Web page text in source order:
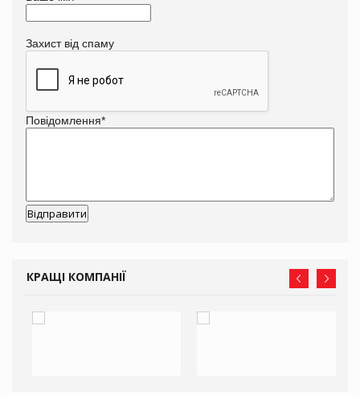
Захист від спаму
Повідомлення*
КРАЩІ КОМПАНІЇ